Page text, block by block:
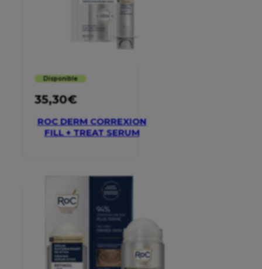
Disponible
35,30€
ROC DERM CORREXION
FILL + TREAT SERUM